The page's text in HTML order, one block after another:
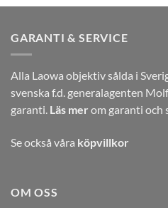
GARANTI & SERVICE
Alla Laowa objektiv sålda i
svenska f.d. generalagenten
garanti. Läs mer om garanti och
Se också våra köpvillkor
OM OSS